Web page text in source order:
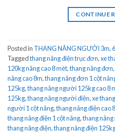
CONTINUE
Posted in THANG NÂNG NGƯỜI 3m,
Taggedthang nâng điện trục đơn,xe
120kg nâng cao 8 mét,thang nâng đơn,
nâng cao 8m,thang nâng đơn 1 cột
125kg,thang nâng người 125kg cao 8
125kg,thang nâng người điện,xe
người 1 cột nâng,thang nâng điện cao
thang nâng điện 1 cột nâng,thang
thang nâng điện,thang nâng điện